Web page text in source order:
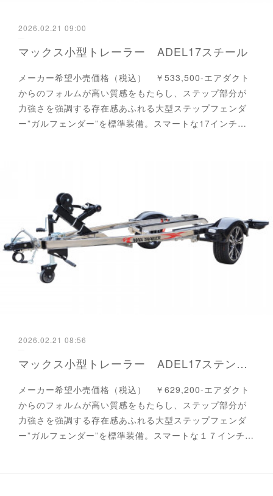
2026.02.21 09:00
マックス小型トレーラー ADEL17スチール
メーカー希望小売価格（税込） ￥533,500-エアダクト
からのフォルムが高い質感をもたらし、ステップ部分が
力強さを強調する存在感あふれる大型ステップフェンダ
ー”ガルフェンダー”を標準装備。スマートな17インチ…
2026.02.21 08:56
マックス小型トレーラー ADEL17ステンレス
メーカー希望小売価格（税込） ￥629,200-エアダクト
からのフォルムが高い質感をもたらし、ステップ部分が
力強さを強調する存在感あふれる大型ステップフェンダ
ー”ガルフェンダー”を標準装備。スマートな１７インチ…